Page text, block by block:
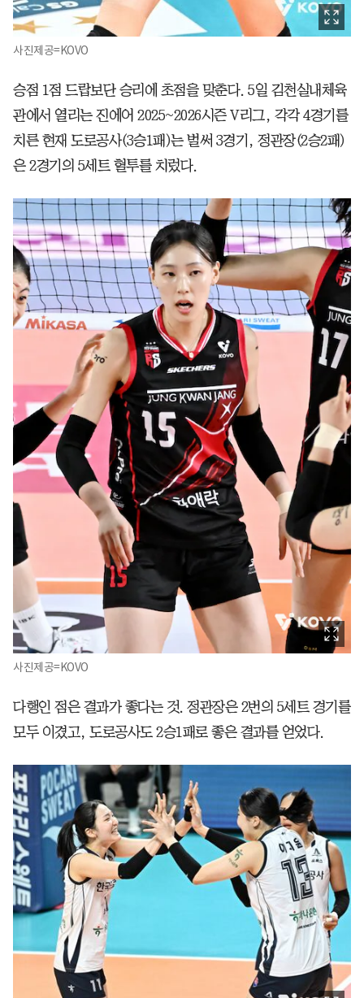
사진제공=KOVO
승점 1점 드랍보단 승리에 초점을 맞춘다. 5일 김천실내체육
관에서 열리는 진에어 2025~2026시즌 V리그, 각각 4경기를
치른 현재 도로공사(3승1패)는 벌써 3경기, 정관장(2승2패)
은 2경기의 5세트 혈투를 치렀다.
사진제공=KOVO
다행인 점은 결과가 좋다는 것. 정관장은 2번의 5세트 경기를
모두 이겼고, 도로공사도 2승1패로 좋은 결과를 얻었다.